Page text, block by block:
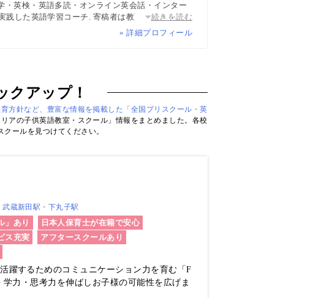
英検・英語多読・オンライン英会話・インター
した英語学習コーチ. 寄稿者は教育学博士、イン
ングママなど多様な専門家が多数. 日経・AERA
続きを読む
» 詳細プロフィール
クアップ！
方針など、豊富な情報を掲載した「全国プリスクール・英
アの子供英語教室・スクール」情報をまとめました。各校
ールを見つけてください。
武蔵新田駅 下丸子駅
」あり
日本人保育士が在籍で安心
ス充実
アフタースクールあり
躍するためのコミュニケーション力を育む「F
力・思考力を伸ばしお子様の可能性を広げま